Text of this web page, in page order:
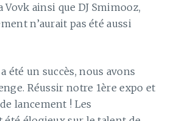
Vovk ainsi que DJ Smimooz,
n’aurait pas été aussi
été un succès, nous avons
Réussir notre 1ère expo et
lancement ! Les